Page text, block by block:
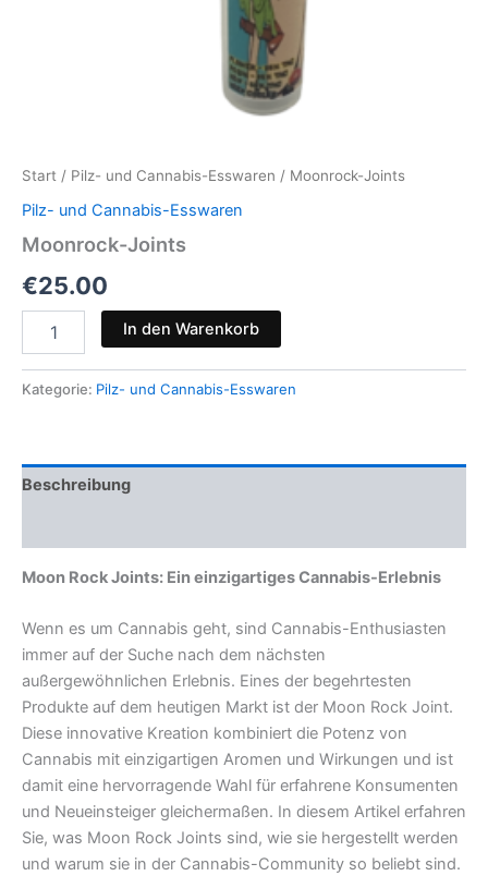
Start / Pilz- und Cannabis-Esswaren / Moonrock-Joints
Pilz- und Cannabis-Esswaren
Moonrock-Joints
€25.00
Joints
In den Warenkorb
Kategorie: Pilz- und Cannabis-Esswaren
Beschreibung
Moon Rock Joints: Ein einzigartiges Cannabis-Erlebnis
Wenn es um Cannabis geht, sind Cannabis-Enthusiasten
immer auf der Suche nach dem nächsten
außergewöhnlichen Erlebnis. Eines der begehrtesten
Produkte auf dem heutigen Markt ist der Moon Rock Joint.
Diese innovative Kreation kombiniert die Potenz von
Cannabis mit einzigartigen Aromen und Wirkungen und ist
damit eine hervorragende Wahl für erfahrene Konsumenten
und Neueinsteiger gleichermaßen. In diesem Artikel erfahren
Sie, was Moon Rock Joints sind, wie sie hergestellt werden
und warum sie in der Cannabis-Community so beliebt sind.